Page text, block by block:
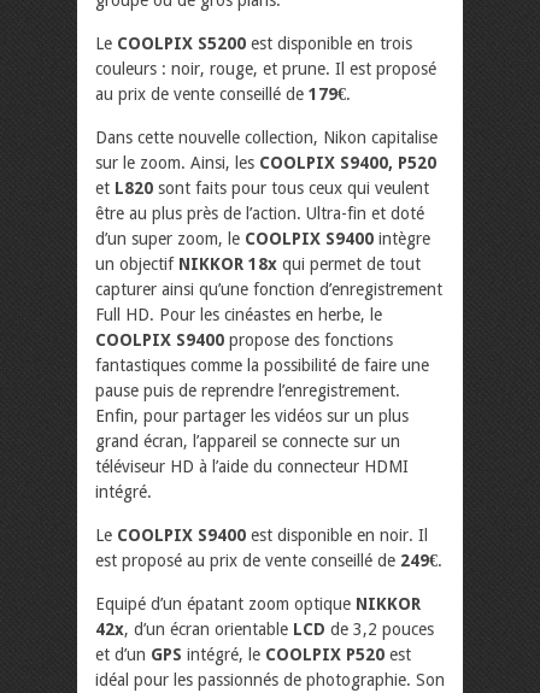
Le COOLPIX S5200 est disponible en trois
couleurs : noir, rouge, et prune. Il est proposé
au prix de vente conseillé de 179€.
Dans cette nouvelle collection, Nikon capitalise
sur le zoom. Ainsi, les COOLPIX S9400, P520
et L820 sont faits pour tous ceux qui veulent
être au plus près de l’action. Ultra-fin et doté
d’un super zoom, le COOLPIX S9400 intègre
un objectif NIKKOR 18x qui permet de tout
capturer ainsi qu’une fonction d’enregistrement
Full HD. Pour les cinéastes en herbe, le
COOLPIX S9400 propose des fonctions
fantastiques comme la possibilité de faire une
pause puis de reprendre l’enregistrement.
Enfin, pour partager les vidéos sur un plus
grand écran, l’appareil se connecte sur un
téléviseur HD à l’aide du connecteur HDMI
intégré.
Le COOLPIX S9400 est disponible en noir. Il
est proposé au prix de vente conseillé de 249€.
Equipé d’un épatant zoom optique NIKKOR
42x, d’un écran orientable LCD de 3,2 pouces
et d’un GPS intégré, le COOLPIX P520 est
idéal pour les passionnés de photographie. Son